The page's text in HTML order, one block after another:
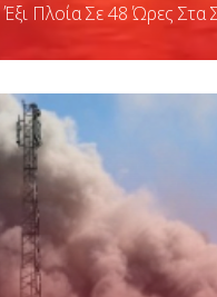
Πλοία Σε 48 Ώρες Στα